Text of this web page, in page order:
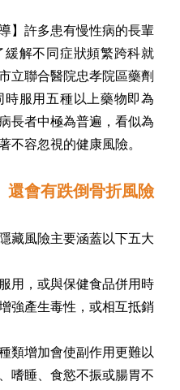
】許多患有慢性病的長輩
解不同症狀頻繁跨科就
立聯合醫院忠孝院區藥劑
服用五種以上藥物即為
長者中極為普遍，看似為
不容忽視的健康風險。
會有跌倒骨折風險
藏風險主要涵蓋以下五大
用，或與保健食品併用時
強產生毒性，或相互抵銷
類增加會使副作用更難以
嗜睡、食慾不振或腸胃不